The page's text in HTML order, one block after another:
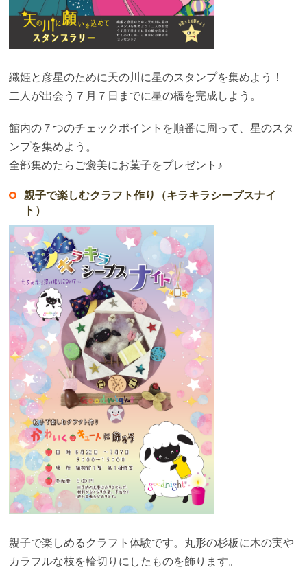
織姫と彦星のために天の川に星のスタンプを集めよう！
二人が出会う７月７日までに星の橋を完成しよう。
館内の７つのチェックポイントを順番に周って、星のスタ
ンプを集めよう。
全部集めたらご褒美にお菓子をプレゼント♪
親子で楽しむクラフト作り（キラキラシープスナイ
ト）
親子で楽しめるクラフト体験です。丸形の杉板に木の実や
カラフルな枝を輪切りにしたものを飾ります。